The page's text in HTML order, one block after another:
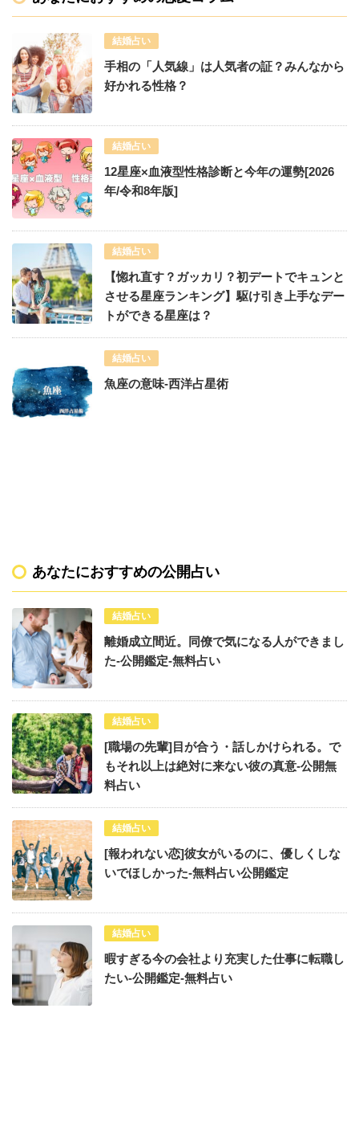
結婚占い
手相の「人気線」は人気者の証？みんなから
好かれる性格？
結婚占い
12星座×血液型性格診断と今年の運勢[2026
年/令和8年版]
結婚占い
【惚れ直す？ガッカリ？初デートでキュンと
させる星座ランキング】駆け引き上手なデー
トができる星座は？
結婚占い
魚座の意味-西洋占星術
あなたにおすすめの公開占い
結婚占い
離婚成立間近。同僚で気になる人ができまし
た-公開鑑定-無料占い
結婚占い
[職場の先輩]目が合う・話しかけられる。で
もそれ以上は絶対に来ない彼の真意-公開無
料占い
結婚占い
[報われない恋]彼女がいるのに、優しくしな
いでほしかった-無料占い公開鑑定
結婚占い
暇すぎる今の会社より充実した仕事に転職し
たい-公開鑑定-無料占い